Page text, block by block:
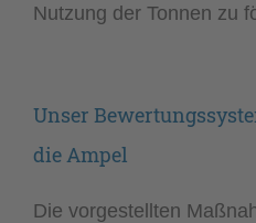
Nutzung der Tonnen zu
Unser
die Ampel
Die vorgestellten